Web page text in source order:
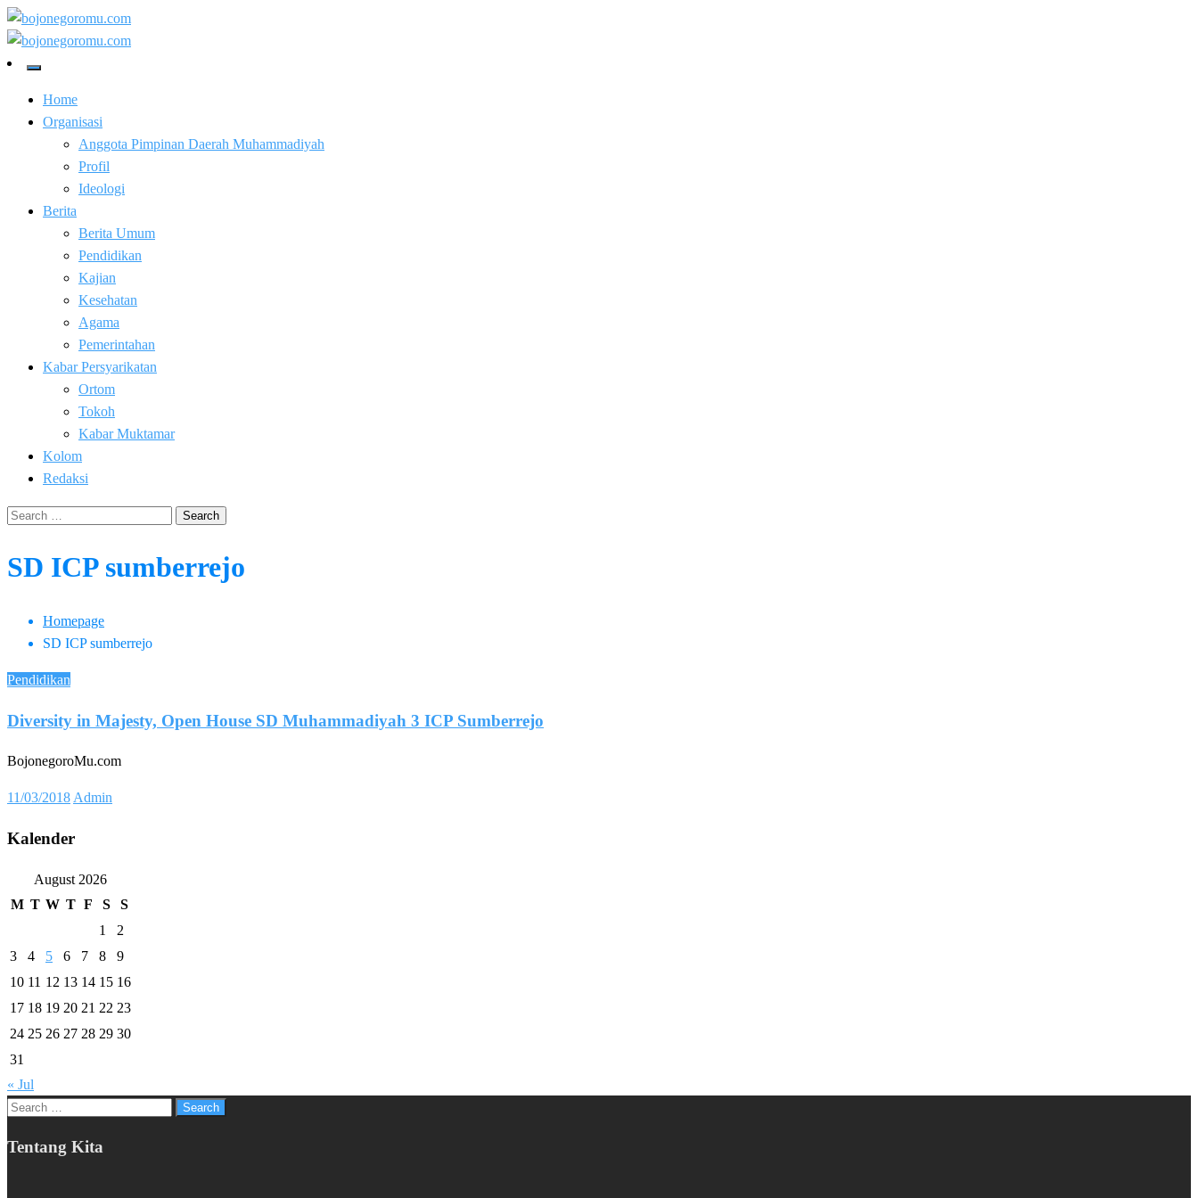
Skip
to
content
bojonegoromu.com
bojonegoromu.com
Home
Organisasi
Anggota Pimpinan Daerah Muhammadiyah
Profil
Ideologi
Berita
Berita Umum
Pendidikan
Kajian
Kesehatan
Agama
Pemerintahan
Kabar Persyarikatan
Ortom
Tokoh
Kabar Muktamar
Kolom
Redaksi
Search
SD ICP sumberrejo
Homepage
SD ICP sumberrejo
Pendidikan
Diversity in Majesty, Open House SD Muhammadiyah 3 ICP Sumberrejo
BojonegoroMu.com
Posted
11/03/2018 Admin
Kalender
August 2026
M T W T F S
S
1
2
3
4 5 6 7 8
9
10 11 12 13 14 15 16
17 18 19 20 21 22 23
24 25 26 27 28 29 30
31
« Jul
Search
Tentang Kita